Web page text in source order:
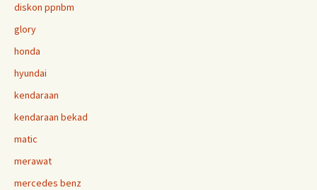
diskon ppnbm
glory
honda
hyundai
kendaraan
kendaraan bekad
matic
merawat
mercedes benz